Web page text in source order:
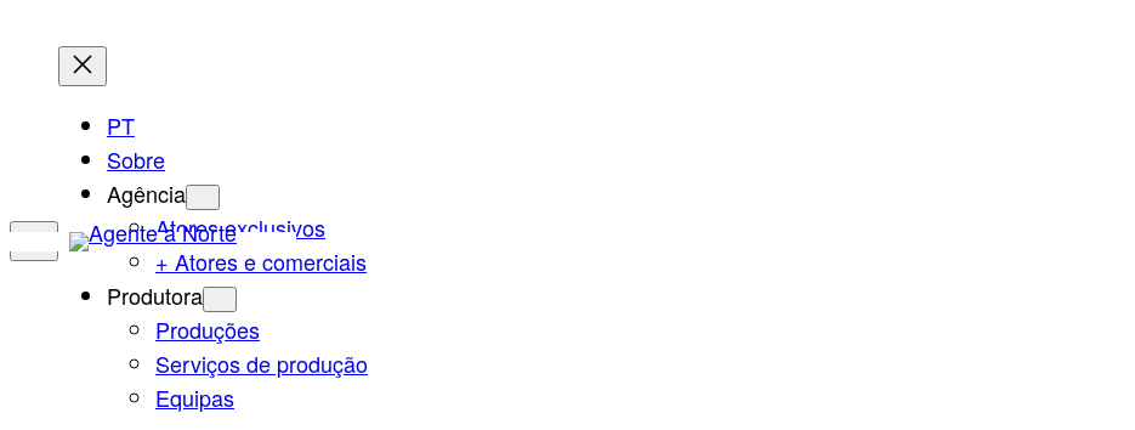
conteúdo PT
Sobre
Agência
Atores exclusivos
+ Atores e comerciais
Produtora
Produções
Serviços de produção
Equipas